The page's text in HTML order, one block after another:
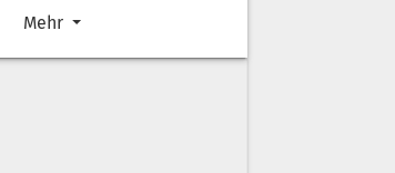
Mehr